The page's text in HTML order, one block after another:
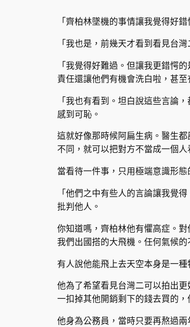
「齊柏林墜機的事情讓我覺得好
「我也是，前幾天才看到看見台
「我覺得好難過。但讓我更錯愕
責任還讓他們有機會洗白啦，甚
「我也有看到。坦白說這些言論
感到可恥。
這就好像那時候阿扁生病。醫生
不同，就可以把對方不當成一個人
當看待一件事，只用極端意識形
「他們之中有些人的言論讓我覺
批判他人。
你知道嗎，齊柏林他有懼高症。
我們出國搭的大飛機。任何氣候
有人說他能飛上去天空本身是一
他為了希望看見台灣二可以拍出
一扣掉其他開銷剩下的錢去買的
他身為公務員，當時只要再熬過